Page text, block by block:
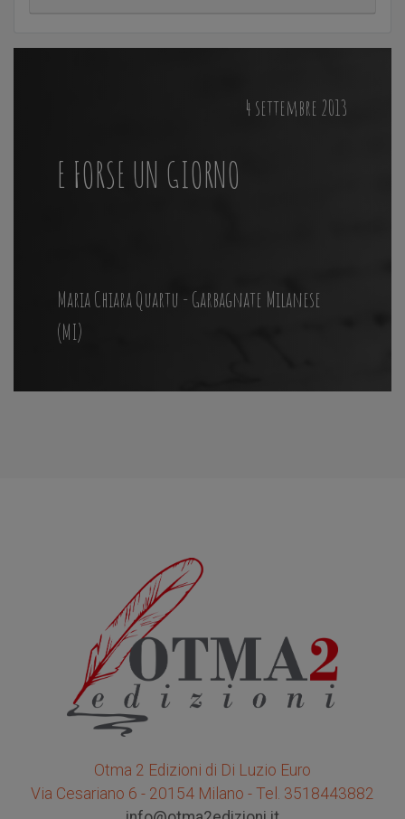
4 settembre 2013
E FORSE UN GIORNO
Maria Chiara Quartu - Garbagnate Milanese
(MI)
Otma 2 Edizioni di Di Luzio Euro
Via Cesariano 6 - 20154 Milano - Tel. 3518443882